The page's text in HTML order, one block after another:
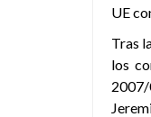
UE
Tras
los